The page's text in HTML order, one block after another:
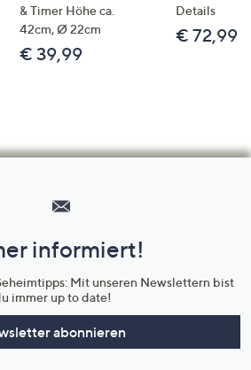
& Timer Höhe ca.
42cm, Ø 22cm
€ 39,99
Details
€ 72,99
informiert!
Mit unseren Newslettern bist
immer up to date!
abonnieren